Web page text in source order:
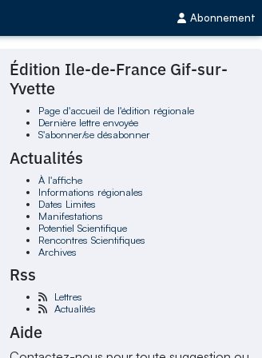
Abonnement
Édition Ile-de-France Gif-sur-
Yvette
Page d'accueil de l'édition régionale
Dernière lettre envoyée
S'abonner/se désabonner
Actualités
À l'affiche
Informations régionales
Dates Limites
Manifestations
Potentiel Scientifique
Rencontres Scientifiques
Archives
Rss
Lettres
Actualités
Aide